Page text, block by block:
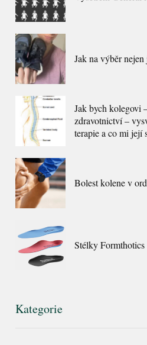
Jak na výběr
Jak bych kolegovi
zdravotnictví –
terapie a co mi její
Bolest kolene v
Stélky Formthotics
Kategorie